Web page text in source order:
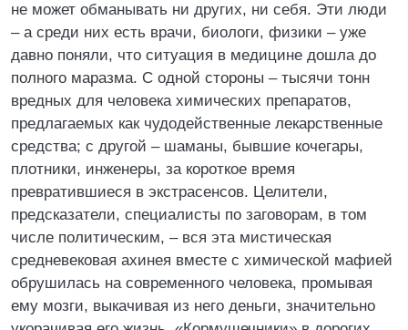
не может обманывать ни других, ни себя. Эти люди
– а среди них есть врачи, биологи, физики – уже
давно поняли, что ситуация в медицине дошла до
полного маразма. С одной стороны – тысячи тонн
вредных для человека химических препаратов,
предлагаемых как чудодейственные лекарственные
средства; с другой – шаманы, бывшие кочегары,
плотники, инженеры, за короткое время
превратившиеся в экстрасенсов. Целители,
предсказатели, специалисты по заговорам, в том
числе политическим, – вся эта мистическая
средневековая ахинея вместе с химической мафией
обрушилась на современного человека, промывая
ему мозги, выкачивая из него деньги, значительно